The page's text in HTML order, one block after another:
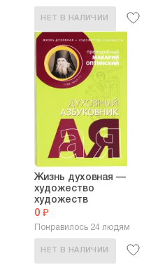
НЕТ В НАЛИЧИИ
Жизнь духовная —
художество
художеств
0 ₽
Понравилось 24 людям
НЕТ В НАЛИЧИИ